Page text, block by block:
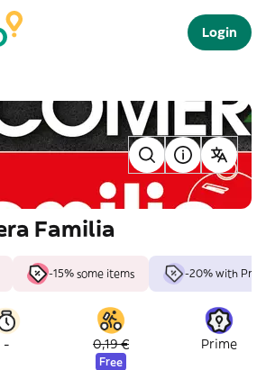
Login
Familia
-15% some items -20% with
- 0,19 €
Free
Prime